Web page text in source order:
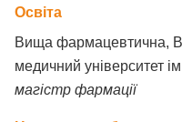
Освіта
Вища фармацевтична,
медичний університет
магістр фармації